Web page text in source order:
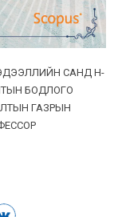
САНД H-
БОДЛОГО
ГАЗРЫН